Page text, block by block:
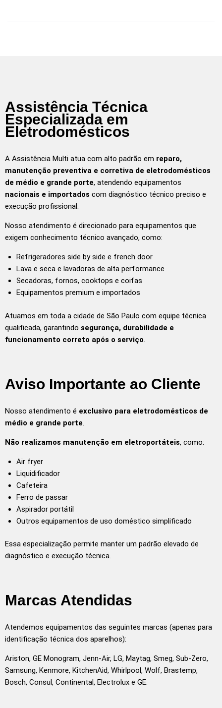
Assistência Técnica
Especializada em
Eletrodomésticos
A Assistência Multi atua com alto padrão em reparo,
manutenção preventiva e corretiva de eletrodomésticos
de médio e grande porte, atendendo equipamentos
nacionais e importados com diagnóstico técnico preciso e
execução profissional.
Nosso atendimento é direcionado para equipamentos que
exigem conhecimento técnico avançado, como:
Refrigeradores side by side e french door
Lava e seca e lavadoras de alta performance
Secadoras, fornos, cooktops e coifas
Equipamentos premium e importados
Atuamos em toda a cidade de São Paulo com equipe técnica
qualificada, garantindo segurança, durabilidade e
funcionamento correto após o serviço
Aviso Importante ao Cliente
Nosso atendimento é exclusivo para eletrodomésticos de
médio e grande porte
Não realizamos manutenção em eletroportáteis, como:
Air fryer
Liquidificador
Cafeteira
Ferro de passar
Aspirador portátil
Outros equipamentos de uso doméstico simplificado
Essa especialização permite manter um padrão elevado de
diagnóstico e execução técnica.
Marcas Atendidas
Atendemos equipamentos das seguintes marcas (apenas para
identificação técnica dos aparelhos):
Ariston, GE Monogram, Jenn-Air, LG, Maytag, Smeg, Sub-Zero,
Samsung, Kenmore, KitchenAid, Whirlpool, Wolf, Brastemp,
Bosch, Consul, Continental, Electrolux e GE.